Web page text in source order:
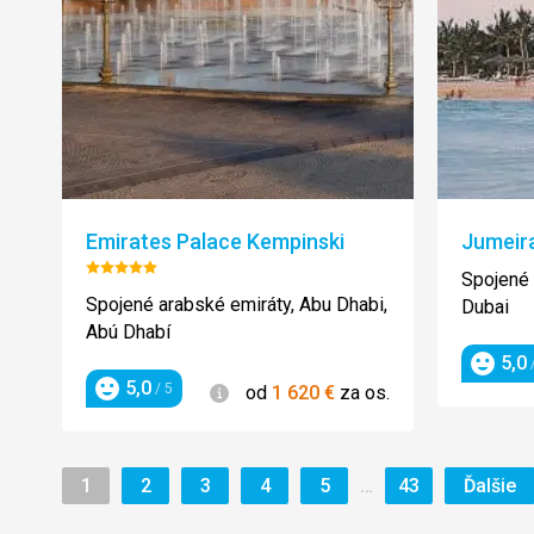
Emirates Palace Kempinski
Hodnotenie:
5/5
Spojené arabské emiráty, Abu Dhabi,
Abú Dhabí
Hodnotenie
5,0 / 5 Informácie
od 1 620 € za os.
Spojené
Dubai
5,0
Stránka
1 Stránka
2 Stránka
3 Stránka
4 Stránka
5 Stránka
43 Ďalšie